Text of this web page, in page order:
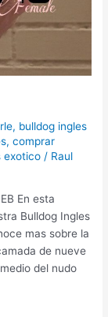
, bulldog ingles
,comprar
exotico / Raul
En esta
Bulldog Ingles
mas sobre la
de nueve
del nudo